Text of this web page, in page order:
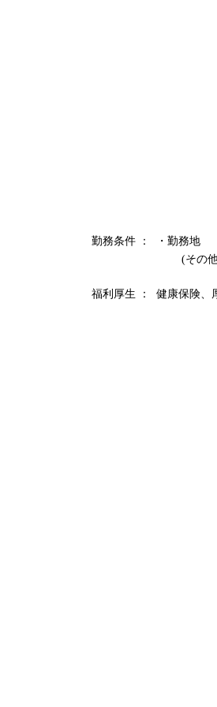
勤務条件 ：
・勤務
(その他
福利厚生 ： 健康保険、